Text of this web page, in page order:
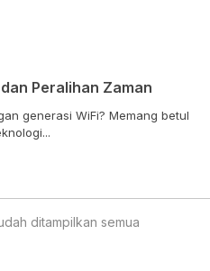
Peralihan Zaman
WiFi? Memang betul
ditampilkan semua